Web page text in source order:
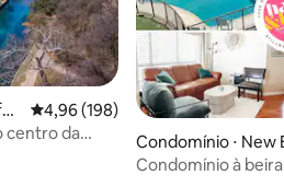
4,96 de uma avaliação média de
4,96 (198)
centro da
Condomínio ⋅ New
Condomínio à